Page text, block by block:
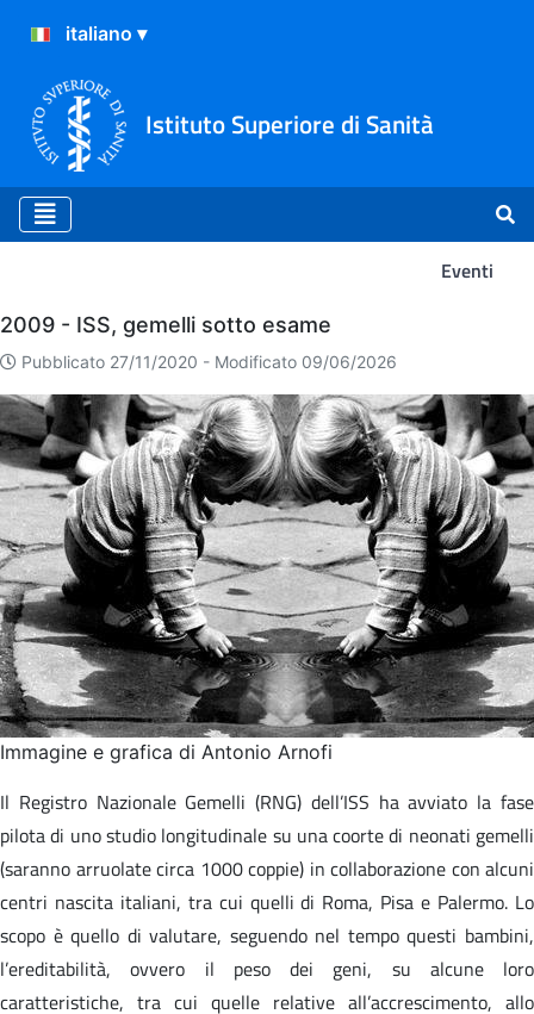
Istituto Superiore di Sanità
Eventi
Eventi
2009 - ISS, gemelli sotto esame
Pubblicato 27/11/2020 - Modificato 09/06/2026
Immagine e grafica di Antonio Arnofi
Il Registro Nazionale Gemelli (RNG) dell’ISS ha avviato la fase
pilota di uno studio longitudinale su una coorte di neonati gemelli
(saranno arruolate circa 1000 coppie) in collaborazione con alcuni
centri nascita italiani, tra cui quelli di Roma, Pisa e Palermo. Lo
scopo è quello di valutare, seguendo nel tempo questi bambini,
l’ereditabilità, ovvero il peso dei geni, su alcune loro
caratteristiche, tra cui quelle relative all’accrescimento, allo